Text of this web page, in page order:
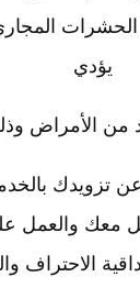
يؤدي
من الأمراض
عن تزويدك
معك والعمل
الاحتراف